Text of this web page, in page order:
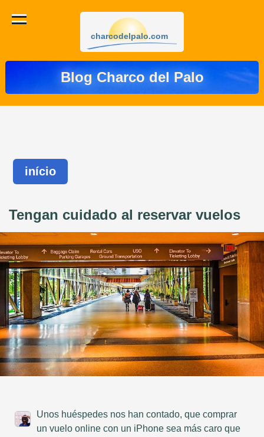
charcodelpalo.com
Blog Charco del Palo
início
Tengan cuidado al reservar vuelos
Unos huéspedes nos han contado, que comprar
un vuelo online con un iPhone sea más caro que